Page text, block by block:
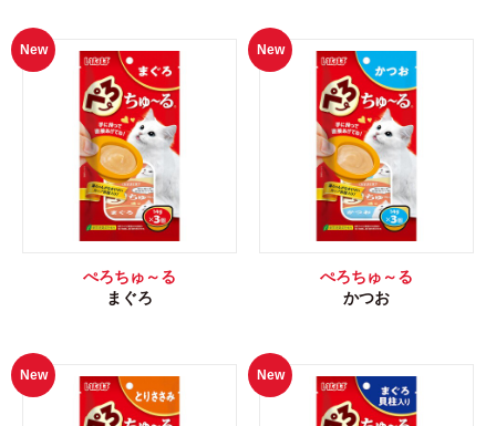
New
ぺろちゅ～る
まぐろ
New
ぺろちゅ～る
かつお
New New